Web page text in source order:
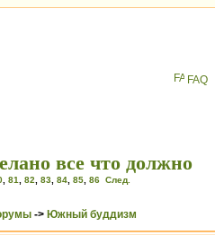
FAQ
все что должно
81 82 83 84 85 86 След.
-> Южный буддизм